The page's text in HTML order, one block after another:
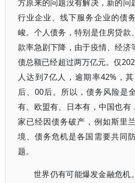
方原来的问题没有解决，新的问
行业企业、线下服务企业的债
峻。个人债务，特别是住房贷款
款率急剧下降，由于疫情、经济
债总额已经超过两万亿元。仅
人达到7亿人，逾期率42%，
后、00后。所以，债务风险是
有、欧盟有、日本有，中国也有
家已经因债务破产，例如斯里
境、债务危机是各国需要共同
题。
世界仍有可能爆发金融危机